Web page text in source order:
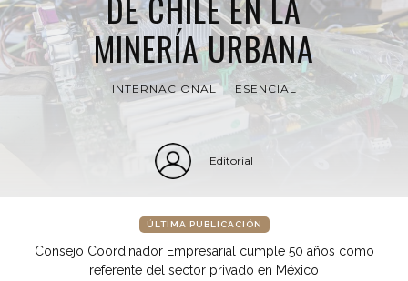
MINERÍA URBANA
INTERNACIONAL ESENCIAL
Editorial
ÚLTIMA PUBLICACIÓN
Consejo Coordinador Empresarial cumple 50 años como
referente del sector privado en México